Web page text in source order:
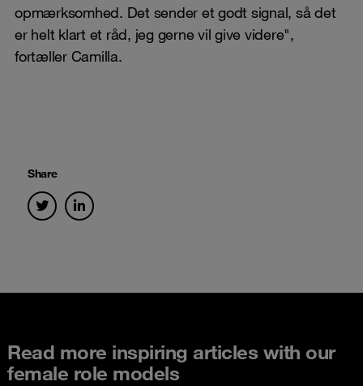
opmærksomhed. Det sender et godt signal, så det
er helt klart et råd, jeg gerne vil give videre",
fortæller Camilla.
Share
Read more inspiring articles with our
female role models